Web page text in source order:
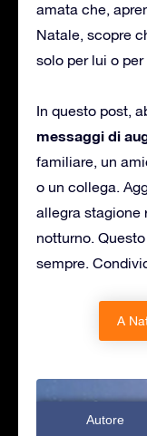
amata che,
Natale, scopre
solo per lui o per
In questo post,
messaggi di
familiare, un
o un collega.
allegra stagione
notturno.
sempre.
A
Autore